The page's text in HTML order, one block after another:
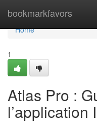
bookmarkfavors
Home
Home
1
Atlas Pro :
l’application